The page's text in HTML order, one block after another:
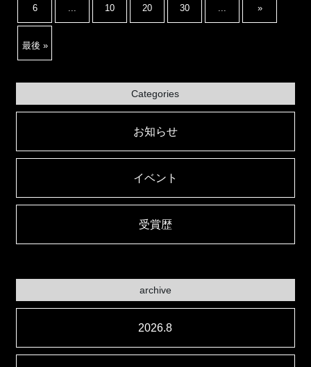
6 10 20 30 »
最後 »
Categories
お知らせ
イベント
受賞歴
archive
2026.8